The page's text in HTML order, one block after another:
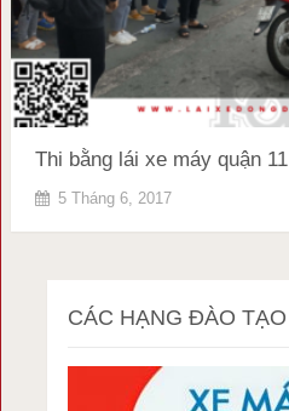
Thi bằng lái xe máy quận 11
5 Tháng 6, 2017
CÁC HẠNG ĐÀO TẠO